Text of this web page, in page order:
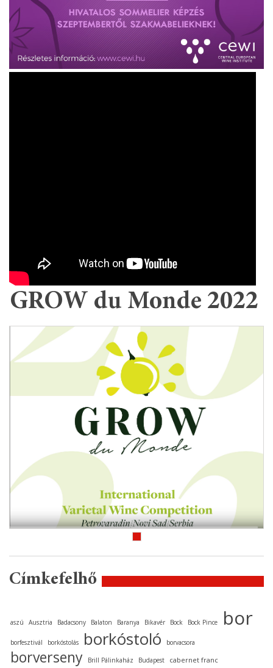
GROW du Monde 2022
Címkefelhő
aszú Ausztria Badacsony Balaton Baranya Bikavér Bock Bock Pince bor
borfesztivál borkóstolás borkóstoló borvacsora
borverseny Brill Pálinkaház Budapest cabernet franc